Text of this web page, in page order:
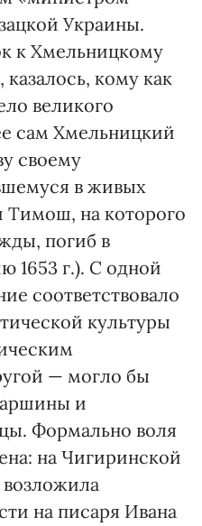
Украины.
к Хмельницкому
кому как
великого
сам Хмельницкий
своему
в живых
на которого
погиб в
1653 г.). С одной
соответствовало
культуры
— могло бы
и
Формально воля
на Чигиринской
возложила
на писаря Ивана